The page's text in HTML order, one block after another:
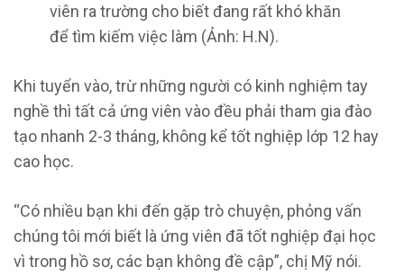
viên ra trường cho biết đang rất khó khăn
để tìm kiếm việc làm (Ảnh: H.N).
Khi tuyển vào, trừ những người có kinh nghiệm tay
nghề thì tất cả ứng viên vào đều phải tham gia đào
tạo nhanh 2-3 tháng, không kể tốt nghiệp lớp 12 hay
cao học.
“Có nhiều bạn khi đến gặp trò chuyện, phỏng vấn
chúng tôi mới biết là ứng viên đã tốt nghiệp đại học
vì trong hồ sơ, các bạn không đề cập”, chị Mỹ nói.